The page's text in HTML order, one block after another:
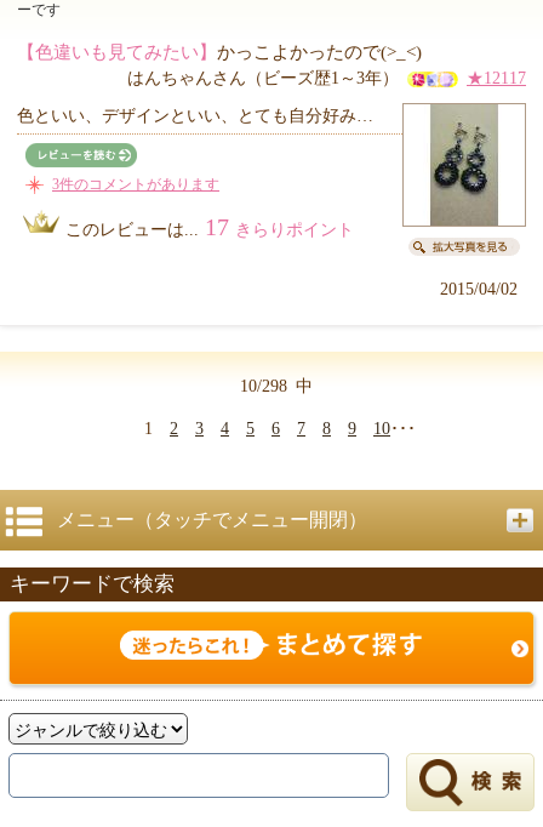
ーです
【色違いも見てみたい】 かっこよかったので(>_<)
はんちゃんさん（ビーズ歴1～3年） ★12117
色といい、デザインといい、とても自分好み…
3件のコメントがあります
このレビューは... 17 きらりポイント
2015/04/02
10/298 中
1 2 3 4 5 6 7 8 9 10･･･
メニュー（タッチでメニュー開閉）
キーワードで検索